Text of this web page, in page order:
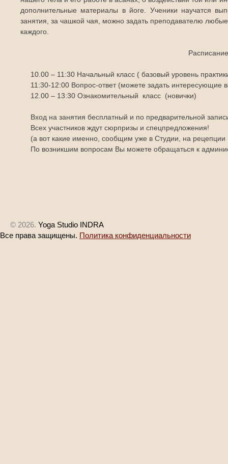
дополнительные материалы в йоге. Ученики научатся
занятия, за чашкой чая, можно задать преподавателю
каждого.
10.00 – 11:30 Начальный класс ( базовый уровень
11:30-12:00 Вопрос-ответ (можете задать
12.00 – 13:30 Ознакомительный класс (новички)
Вход на занятия бесплатный и по предварительной
Всех участников ждут сюрпризы и спецпредложения!
(а вот какие именно, сообщим уже в Студии, на рецепции
По возникшим вопросам Вы можете обращаться к
© 2026. Yoga Studio INDRA
Все права защищены. Политика конфиденциальности